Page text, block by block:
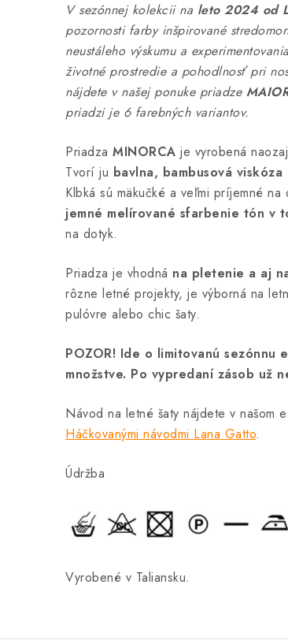
V sezónnej kolekcii na leto 2024 od
pozornosti farby inšpirované
neustáleho výskumu a
životné prostredie a pohodlnosť pri
nájdete v našej ponuke priadze
priadzi je 6 farebných variantov.
Priadza MINORCA je vyrobená
Tvorí ju bavlna, bambusová
Klbká sú mäkučké a veľmi príjemné
jemné melírované sfarbenie tón v
na dotyk.
Priadza je vhodná na pletenie a aj
rôzne letné projekty, je výborná na
pulóvre alebo chic šaty.
POZOR! Ide o limitovanú
množstve. Po vypredaní zásob už
Návod na letné šaty nájdete v našom
Háčkovanými návodmi Lana Gatto.
Údržba
Vyrobené v Taliansku.